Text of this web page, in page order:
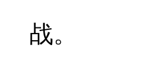
战。